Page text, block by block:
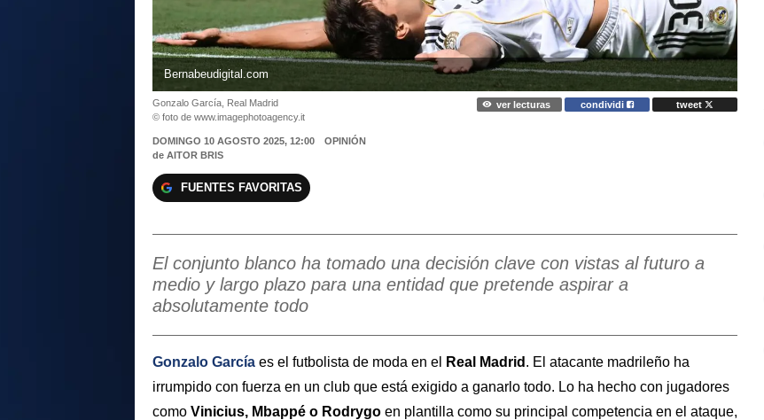
Bernabeudigital.com
Gonzalo García, Real Madrid
© foto de www.imagephotoagency.it
ver lecturas condividi tweet
DOMINGO 10 AGOSTO 2025, 12:00
OPINIÓN
de AITOR BRIS
FUENTES FAVORITAS
El conjunto blanco ha tomado una decisión clave con vistas al futuro a
medio y largo plazo para una entidad que pretende aspirar a
absolutamente todo
Gonzalo García es el futbolista de moda en el Real Madrid . El atacante madrileño ha
irrumpido con fuerza en un club que está exigido a ganarlo todo. Lo ha hecho con jugadores
como Vinicius, Mbappé o Rodrygo en plantilla como su principal competencia en el ataque,